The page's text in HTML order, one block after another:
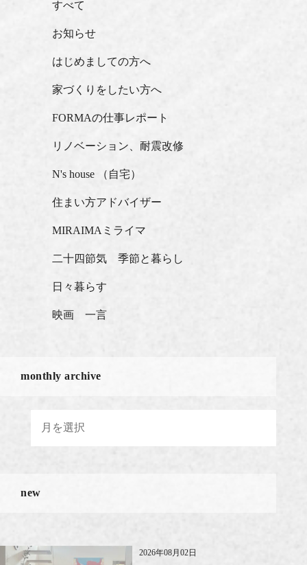
すべて
お知らせ
はじめましての方へ
家づくりをしたい方へ
FORMAの仕事レポート
リノベーション、耐震改修
N's house （自宅）
住まい方アドバイザー
MIRAIMAミライマ
二十四節気 季節と暮らし
日々暮らす
映画 一言
monthly archive
new
2026年08月02日